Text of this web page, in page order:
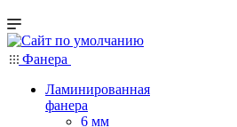
Фанера
Ламинированная
фанера
6 мм